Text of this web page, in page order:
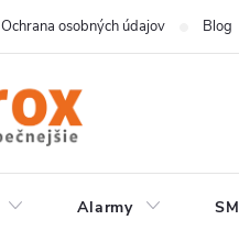
Ochrana osobných údajov Blog
Alarmy